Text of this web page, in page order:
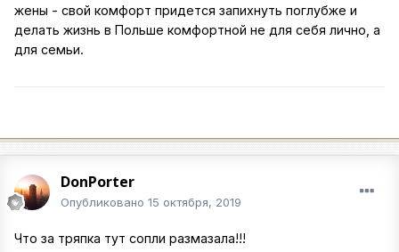
жены - свой комфорт придется запихнуть поглубже и
делать жизнь в Польше комфортной не для себя лично, а
для семьи.
DonPorter
Опубликовано 15 октября, 2019
Что за тряпка тут сопли размазала!!!